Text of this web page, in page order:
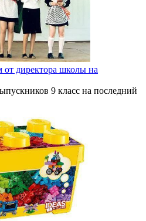
директора школы на
9 класс на последний